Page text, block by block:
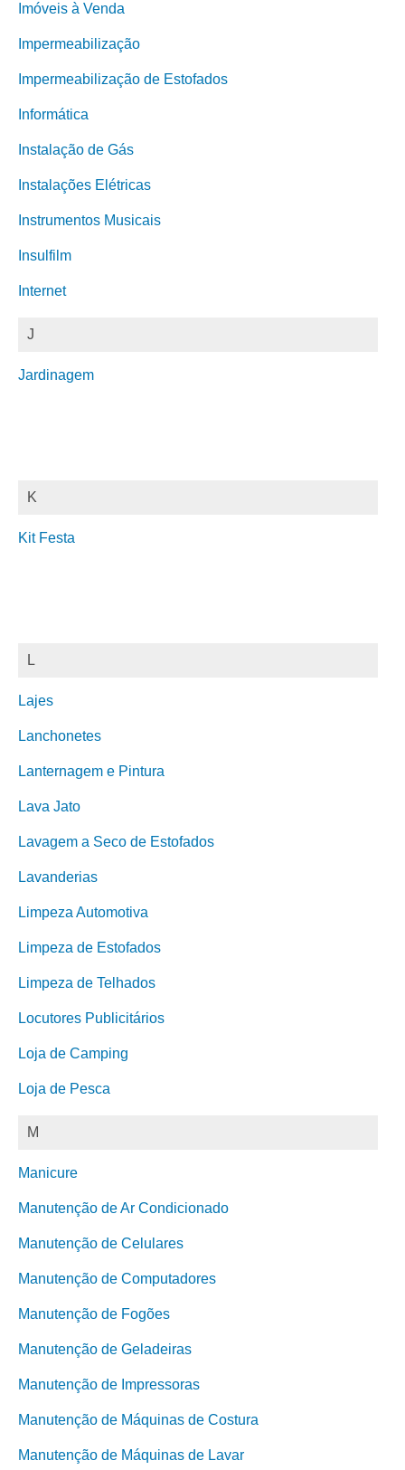
Imóveis à Venda
Impermeabilização
Impermeabilização de Estofados
Informática
Instalação de Gás
Instalações Elétricas
Instrumentos Musicais
Insulfilm
Internet
J
Jardinagem
K
Kit Festa
L
Lajes
Lanchonetes
Lanternagem e Pintura
Lava Jato
Lavagem a Seco de Estofados
Lavanderias
Limpeza Automotiva
Limpeza de Estofados
Limpeza de Telhados
Locutores Publicitários
Loja de Camping
Loja de Pesca
M
Manicure
Manutenção de Ar Condicionado
Manutenção de Celulares
Manutenção de Computadores
Manutenção de Fogões
Manutenção de Geladeiras
Manutenção de Impressoras
Manutenção de Máquinas de Costura
Manutenção de Máquinas de Lavar